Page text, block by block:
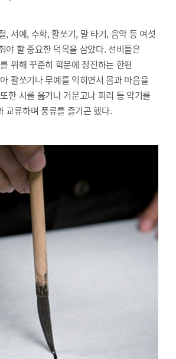
, 서예, 수학, 활쏘기, 말 타기, 음악 등 여섯
야 할 중요한 덕목을 삼았다. 선비들은
위해 꾸준히 학문에 정진하는 한편
활쏘기나 무예를 익히면서 몸과 마음을
한 시를 읊거나 거문고나 피리 등 악기를
교류하며 풍류를 즐기곤 했다.